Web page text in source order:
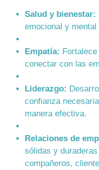
Salud y bienestar:
emocional y
Empatía:
conectar con las
Liderazgo:
confianza
manera efectiva.
Relaciones de
sólidas y
compañeros,